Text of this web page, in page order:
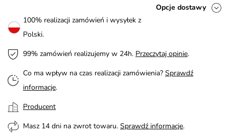
Opcje dostawy
100% realizacji zamówień i wysyłek z
Polski.
99% zamówień realizujemy w 24h. Przeczytaj opinie.
Co ma wpływ na czas realizacji zamówienia? Sprawdź
informacje.
Producent
Masz 14 dni na zwrot towaru. Sprawdź informacje.